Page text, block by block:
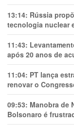
13:14: Rússia
tecnologia nuclear
11:43:
após 20 anos de
11:04: PT lança
renovar o
09:53: Manobra de
Bolsonaro é